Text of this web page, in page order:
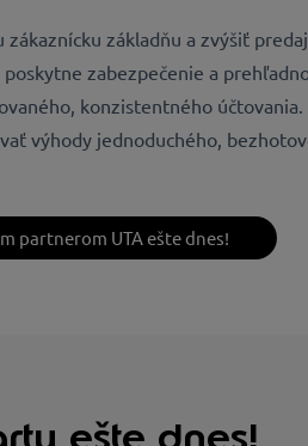
základňu a zvýšiť
zabezpečenie a
konzistentného účtovania.
výhody jednoduchého,
partnerom UTA ešte dnes!